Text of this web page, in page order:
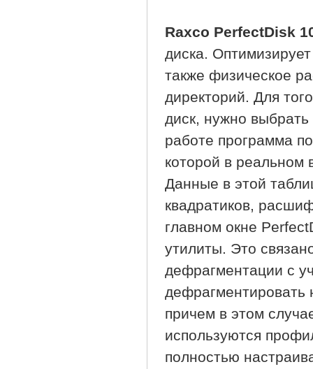
Raxco PerfectDisk
диска.
также физическое
директорий. Для
диск, нужно выбрать
работе программа
которой в реальном
Данные в этой
квадратиков,
главном окне
утилиты. Это
дефрагментации с
дефрагментировать
причем в этом
используются
полностью